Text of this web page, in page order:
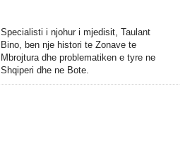
Specialisti i njohur i mjedisit, Taulant
Bino, ben nje histori te Zonave te
Mbrojtura dhe problematiken e tyre ne
Shqiperi dhe ne Bote.